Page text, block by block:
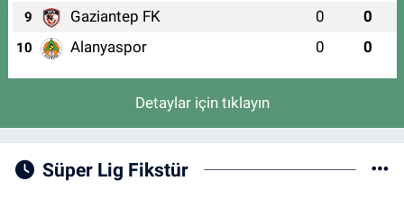
9 Gaziantep FK 0 0
10 Alanyaspor 0 0
Detaylar için tıklayın
Süper Lig Fikstür